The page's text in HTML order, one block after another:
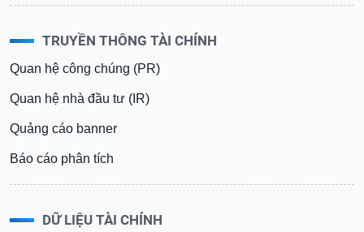
TRUYỀN THÔNG TÀI CHÍNH
Quan hệ công chúng (PR)
Quan hệ nhà đầu tư (IR)
Quảng cáo banner
Báo cáo phân tích
DỮ LIỆU TÀI CHÍNH